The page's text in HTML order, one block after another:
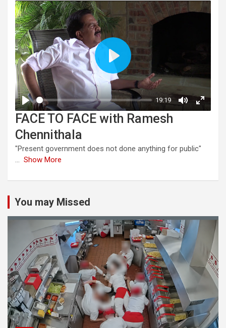
FACE TO FACE with Ramesh
Chennithala
"Present government does not done anything for public"
... Show More
You may Missed